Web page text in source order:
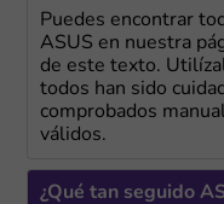
Puedes encontrar
ASUS en nuestra
de este texto.
todos han sido
comprobados
válidos.
¿Qué tan seguido